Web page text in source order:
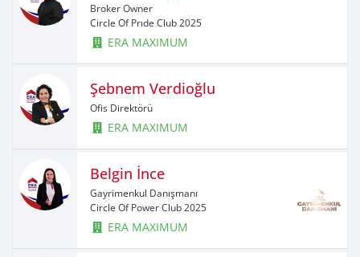
Broker Owner
Circle Of Prıde Club 2025
ERA MAXIMUM
Şebnem Verdioğlu
Ofis Direktörü
ERA MAXIMUM
Belgin İnce
Gayrimenkul Danışmanı
Circle Of Power Club 2025
ERA MAXIMUM